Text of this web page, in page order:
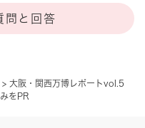
> 大阪・関西万博レポートvol.5
をPR
問と回答